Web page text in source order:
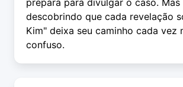
prepara para divulgar o caso. Mas
descobrindo que cada revelação
Kim" deixa seu caminho cada vez
confuso.